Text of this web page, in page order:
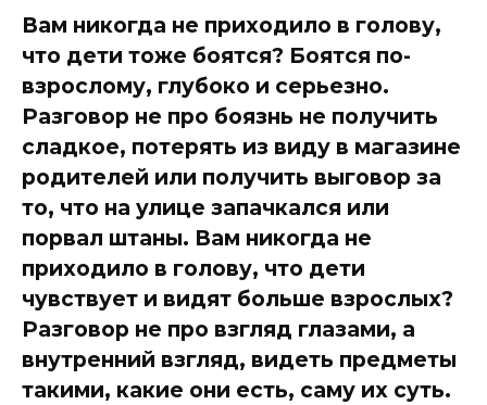
Вам никогда не приходило в голову,
что дети тоже боятся? Боятся по-
взрослому, глубоко и серьезно.
Разговор не про боязнь не получить
сладкое, потерять из виду в магазине
родителей или получить выговор за
то, что на улице запачкался или
порвал штаны. Вам никогда не
приходило в голову, что дети
чувствует и видят больше взрослых?
Разговор не про взгляд глазами, а
внутренний взгляд, видеть предметы
такими, какие они есть, саму их суть.